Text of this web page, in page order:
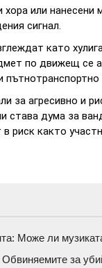
или нанесени
сигнал.
като
по движещ се
за агресивно и
дума за
риск както
Може ли
за